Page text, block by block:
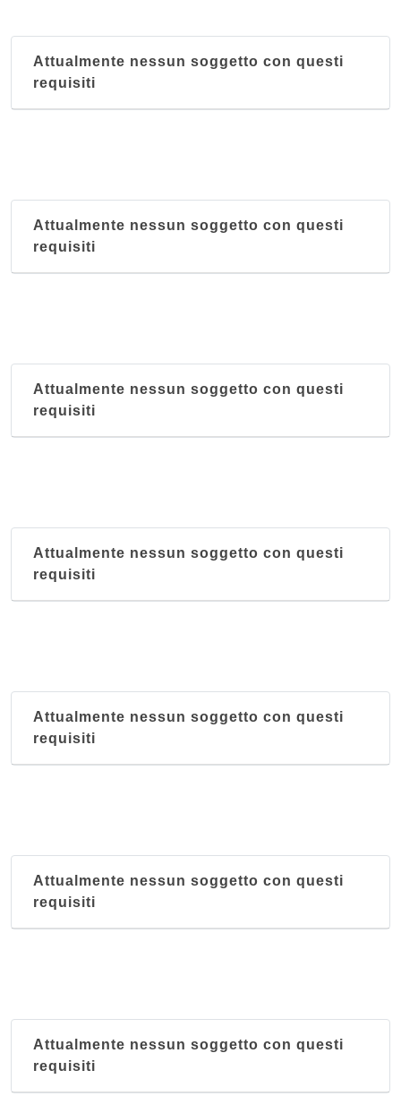
Attualmente nessun soggetto con questi
requisiti
Attualmente nessun soggetto con questi
requisiti
Attualmente nessun soggetto con questi
requisiti
Attualmente nessun soggetto con questi
requisiti
Attualmente nessun soggetto con questi
requisiti
Attualmente nessun soggetto con questi
requisiti
Attualmente nessun soggetto con questi
requisiti